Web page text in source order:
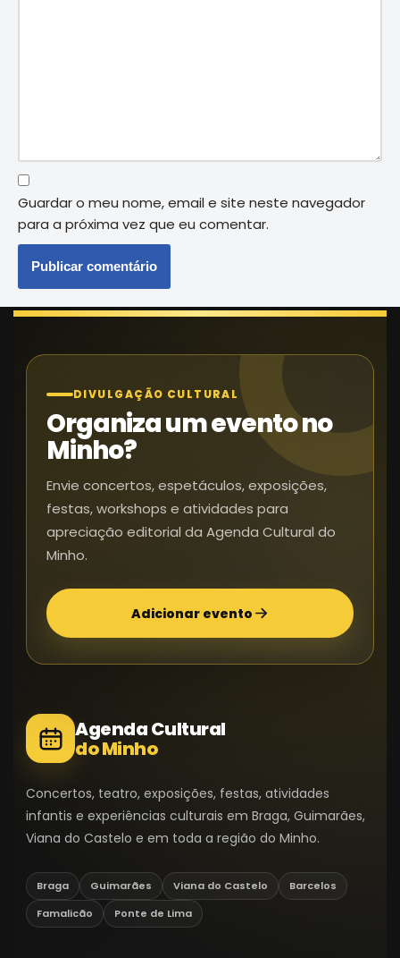
Guardar o meu nome, email e site neste navegador
para a próxima vez que eu comentar.
DIVULGAÇÃO CULTURAL
Organiza um evento no
Minho?
Envie concertos, espetáculos, exposições,
festas, workshops e atividades para
apreciação editorial da Agenda Cultural do
Minho.
Adicionar evento
Agenda Cultural
do Minho
Concertos, teatro, exposições, festas, atividades
infantis e experiências culturais em Braga, Guimarães,
Viana do Castelo e em toda a região do Minho.
Braga Guimarães Viana do Castelo
Barcelos
Famalicão
Ponte de Lima